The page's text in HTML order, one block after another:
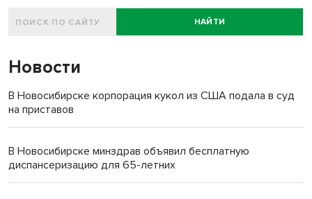
НАЙТИ
Новости
В Новосибирске корпорация кукол из США подала в суд
на приставов
В Новосибирске минздрав объявил бесплатную
диспансеризацию для 65-летних